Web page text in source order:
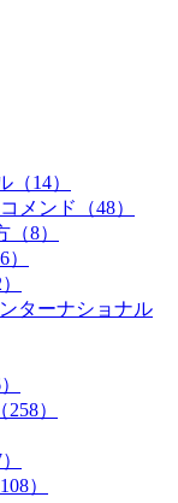
（14）
メンド（48）
8）
ターナショナル
）
）